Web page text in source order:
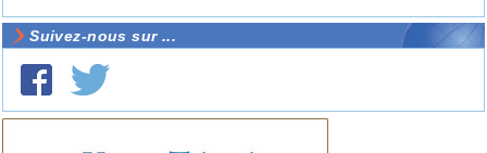
Suivez-nous sur ...